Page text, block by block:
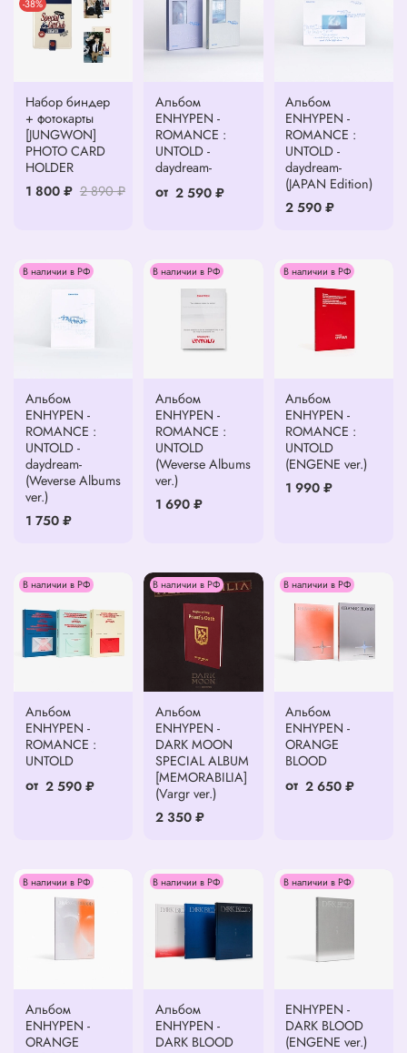
-38%
Набор биндер
+ фотокарты
[JUNGWON]
PHOTO CARD
HOLDER
1 800 ₽ 2 890 ₽
Альбом
ENHYPEN -
ROMANCE :
UNTOLD -
daydream-
от 2 590 ₽
Альбом
ENHYPEN -
ROMANCE :
UNTOLD -
daydream-
(JAPAN Edition)
2 590 ₽
В наличии в РФ
Альбом
ENHYPEN -
ROMANCE :
UNTOLD -
daydream-
(Weverse Albums
ver.)
1 750 ₽
В наличии в РФ
Альбом
ENHYPEN -
ROMANCE :
UNTOLD
(Weverse Albums
ver.)
1 690 ₽
В наличии в РФ
Альбом
ENHYPEN -
ROMANCE :
UNTOLD
(ENGENE ver.)
1 990 ₽
В наличии в РФ
Альбом
ENHYPEN -
ROMANCE :
UNTOLD
от 2 590 ₽
В наличии в РФ
Альбом
ENHYPEN -
DARK MOON
SPECIAL ALBUM
[MEMORABILIA]
(Vargr ver.)
2 350 ₽
В наличии в РФ
Альбом
ENHYPEN -
ORANGE
BLOOD
от 2 650 ₽
В наличии в РФ
Альбом
ENHYPEN -
ORANGE
В наличии в РФ
Альбом
ENHYPEN -
DARK BLOOD
В наличии в РФ
ENHYPEN -
DARK BLOOD
(ENGENE ver.)